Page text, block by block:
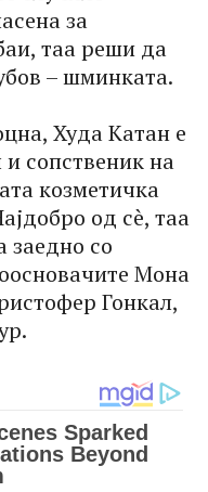
за
таа реши да
– шминката.
Худа Катан е
сопственик на
козметичка
од сè, таа
заедно со
Мона
Гонкал,